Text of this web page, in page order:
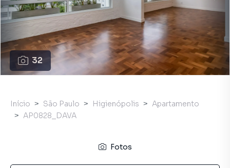
32
Início São Paulo Higienópolis
Apartamento
AP0828_DAVA
Fotos